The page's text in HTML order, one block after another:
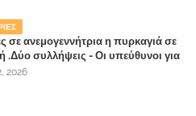
σε ανεμογεννήτρια η πυρκαγιά σε
.Δύο συλλήψεις - Οι υπεύθυνοι για
της κατάσβεσης θα
2026